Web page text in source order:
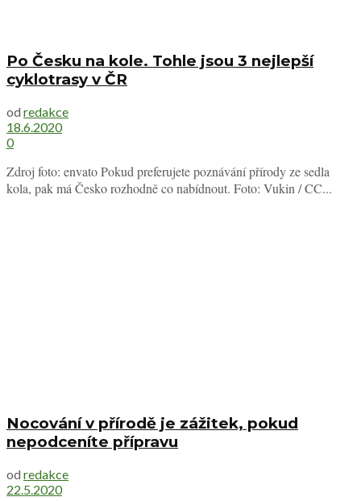
Po Česku na kole. Tohle jsou 3 nejlepší
cyklotrasy v ČR
od redakce
18.6.2020
0
Zdroj foto: envato Pokud preferujete poznávání přírody ze sedla
kola, pak má Česko rozhodně co nabídnout. Foto: Vukin / CC...
Nocování v přírodě je zážitek, pokud
nepodceníte přípravu
od redakce
22.5.2020